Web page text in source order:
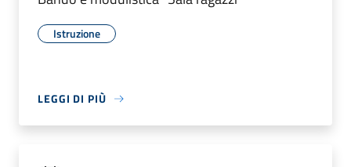
Istruzione
LEGGI DI PIÙ